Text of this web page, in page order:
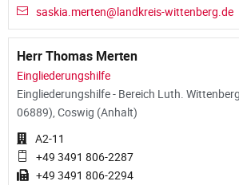
saskia.merten@landkreis-wittenberg.de
Herr Thomas Merten
Eingliederungshilfe
Eingliederungshilfe - Bereich Luth.
06889), Coswig (Anhalt)
A2-11
+49 3491 806-2287
+49 3491 806-2294